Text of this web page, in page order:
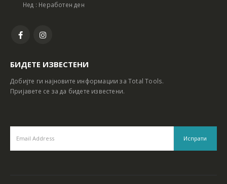
Нед : Неработен ден
БИДЕТЕ ИЗВЕСТЕНИ
Добијте ги најновите информации за Total Tools.
Пријавете се за да бидете известени.